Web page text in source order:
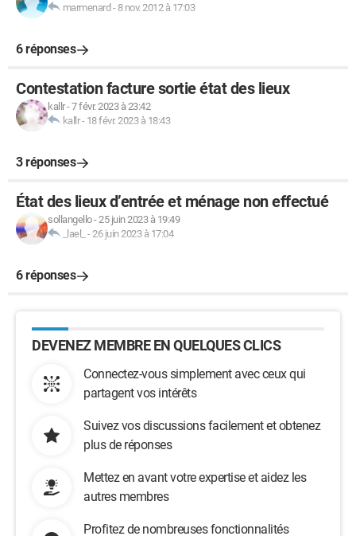
marmenard - 8 nov. 2012 à 17:03
6 réponses
Contestation facture sortie état des lieux
kallr-7 févr. 2023 à 23:42
kallr- 18 févr. 2023 à 18:43
3 réponses
État des lieux d’entrée et ménage non effectué
sollangello-25 juin 2023 à 19:49
_lael_ -26 juin 2023 à 17:04
6 réponses
DEVENEZ MEMBRE EN QUELQUES CLICS
Connectez-vous simplement avec ceux qui
partagent vos intérêts
Suivez vos discussions facilement et obtenez
plus de réponses
Mettez en avant votre expertise et aidez les
autres membres
Profitez de nombreuses fonctionnalités